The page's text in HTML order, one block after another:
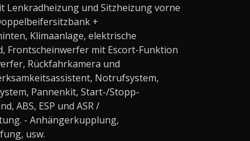
Lenkradheizung und Sitzheizung vorne
+
Klimaanlage, elektrische
Frontscheinwerfer mit Escort-Funktion
Rückfahrkamera und
Notrufsystem,
Pannenkit, Start-/Stopp-
ABS, ESP und ASR /
- Anhängerkupplung,
usw.